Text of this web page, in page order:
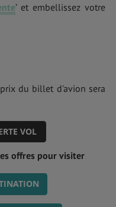
’ et embellissez votre
du billet d'avion sera
VOL
offres pour visiter